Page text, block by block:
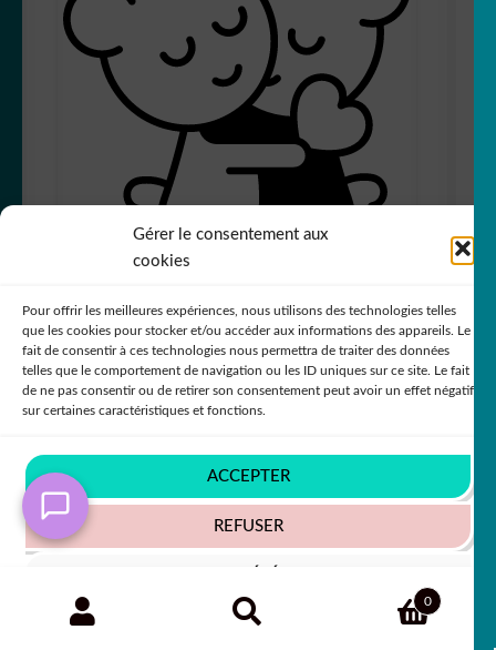
Gérer le consentement aux
cookies
Pour offrir les meilleures expériences, nous utilisons des technologies telles
que les cookies pour stocker et/ou accéder aux informations des appareils. Le
fait de consentir à ces technologies nous permettra de traiter des données
telles que le comportement de navigation ou les ID uniques sur ce site. Le fait
de ne pas consentir ou de retirer son consentement peut avoir un effet négatif
sur certaines caractéristiques et fonctions.
ACCEPTER
REFUSER
Politique de confidentialité
sticker autocollant animaux ours 7 VJODI
+63 COULEURS
5,50€
Recherche
RECHERCHE 0